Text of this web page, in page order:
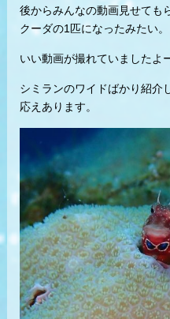
後からみんなの動画見せても
クーダの1匹になったみたい。
いい動画が撮れていましたよ
シミランのワイドばかり紹介
応えあります。